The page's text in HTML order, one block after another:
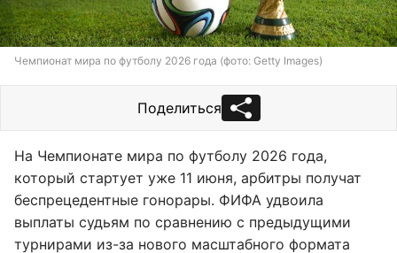
Чемпионат мира по футболу 2026 года (фото: Getty Images)
Поделиться
На Чемпионате мира по футболу 2026 года,
который стартует уже 11 июня, арбитры получат
беспрецедентные гонорары. ФИФА удвоила
выплаты судьям по сравнению с предыдущими
турнирами из-за нового масштабного формата